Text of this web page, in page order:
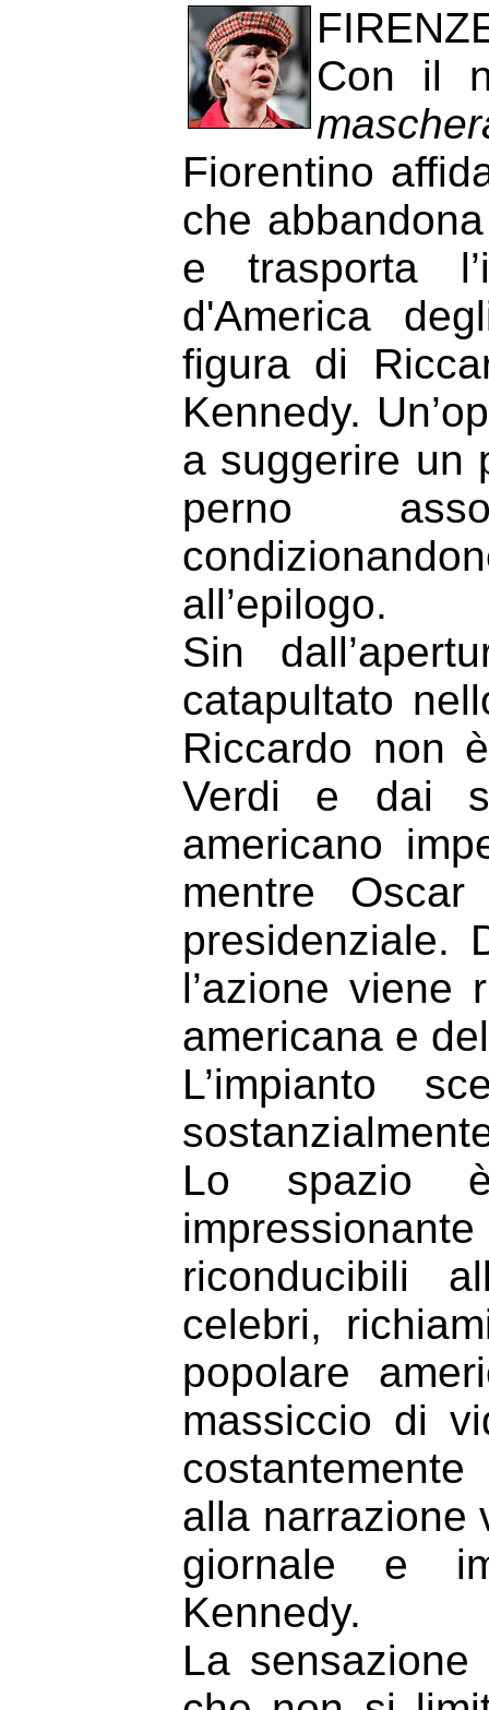
Con il
Fiorentino
che
e trasporta
d'America
figura di
Kennedy.
a suggerire un
perno
all’epilogo.
Sin
catapultato
Riccardo non
Verdi e dai
americano
mentre
presidenziale.
l’azione viene
americana e
L’impianto
Lo spazio
riconducibili
celebri,
popolare
massiccio di
alla narrazione
giornale e
Kennedy.
La